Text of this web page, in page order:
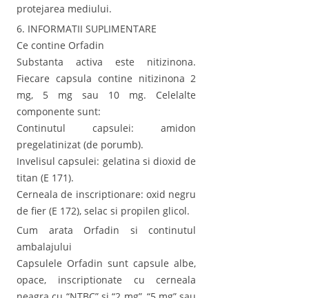
protejarea mediului.
6. INFORMATII SUPLIMENTARE
Ce contine Orfadin
Substanta activa este nitizinona.
Fiecare capsula contine nitizinona 2
mg, 5 mg sau 10 mg. Celelalte
componente sunt:
Continutul capsulei: amidon
pregelatinizat (de porumb).
Invelisul capsulei: gelatina si dioxid de
titan (E 171).
Cerneala de inscriptionare: oxid negru
de fier (E 172), selac si propilen glicol.
Cum arata Orfadin si continutul
ambalajului
Capsulele Orfadin sunt capsule albe,
opace, inscriptionate cu cerneala